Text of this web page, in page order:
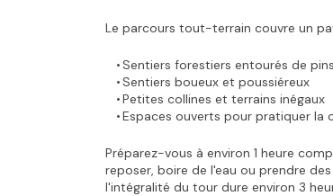
Le parcours tout-terrain couvre un
Sentiers forestiers entourés de pins
Sentiers boueux et poussiéreux
Petites collines et terrains inégaux
Espaces ouverts pour pratiquer la
Préparez-vous à environ 1 heure
reposer, boire de l'eau ou prendre
l'intégralité du tour dure environ 3